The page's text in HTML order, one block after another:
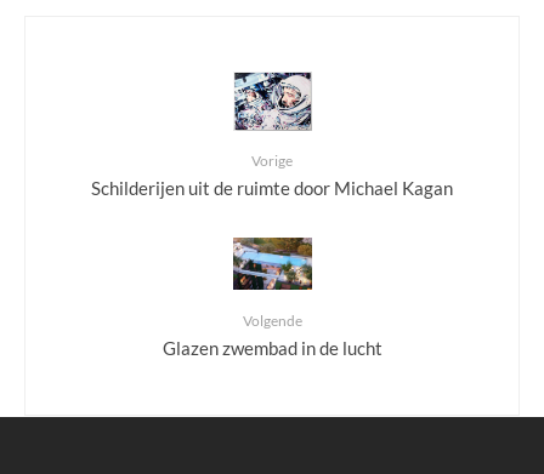
Vorige
Schilderijen uit de ruimte door Michael Kagan
Volgende
Glazen zwembad in de lucht